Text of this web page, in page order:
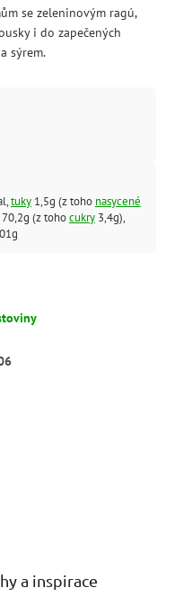
se zeleninovým ragú,
i do zapečených
sýrem.
tuky1,5g (z toho nasycené
(z tohocukry3,4g),
a inspirace